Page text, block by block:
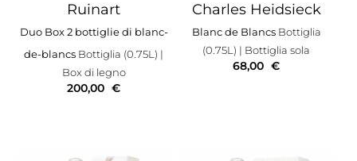
Ruinart
Duo Box 2 bottiglie di blanc-
de-blancs Bottiglia (0.75L) |
Box di legno
200,00 €
Charles Heidsieck
Blanc de BlancsBottiglia
(0.75L) | Bottiglia sola
68,00 €